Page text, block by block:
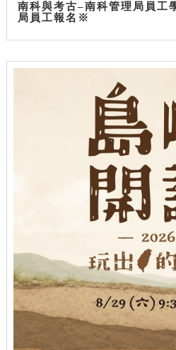
南科與考古–南科管理局員
局員工報名※